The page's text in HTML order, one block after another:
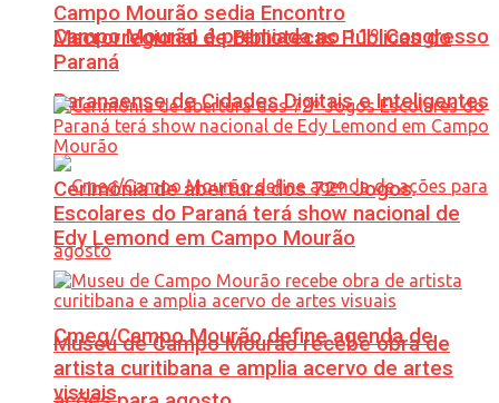
Campo Mourão é premiada no 11º Congresso
Paranaense de Cidades Digitais e Inteligentes
Cmeg/Campo Mourão define agenda de
Campo Mourão sedia Encontro
Macrorregional de Bibliotecas Públicas do
Paraná
Cerimônia de abertura dos 72º Jogos
Escolares do Paraná terá show nacional de
Edy Lemond em Campo Mourão
Museu de Campo Mourão recebe obra de
artista curitibana e amplia acervo de artes
visuais